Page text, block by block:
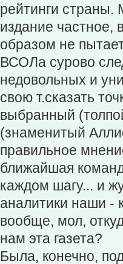
рейтинги страны.
издание частное,
образом не
ВСОЛа сурово
недовольных и
свою т.сказать
выбранный
(знаменитый
правильное
ближайшая
каждом шагу... и
аналитики наши -
вообще, мол,
нам эта газета?
Была, конечно,